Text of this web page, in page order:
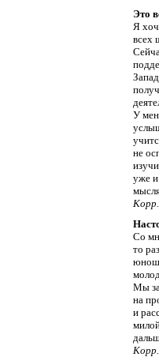
Это
Я
всех
У
не
уже и
Со
то
Мы
на
и